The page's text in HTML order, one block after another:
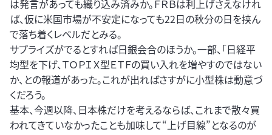
は発言があっても織り込み済みか。ＦＲＢは利上げさえなけれ
ば、仮に米国市場が不安定になっても22日の秋分の日を挟ん
で落ち着くレベルだとみる。
サプライズがでるとすれば日銀会合のほうか。一部、「日経平
均型を下げ、ＴＯＰＩＸ型ＥＴＦの買い入れを増やすのではない
か、との報道があった。これが出ればさすがに小型株は動意づ
くだろう。
基本、今週以降、日本株だけを考えるならば、これまで散々買
われてきていなかったことも加味して“上げ目線”となるのが